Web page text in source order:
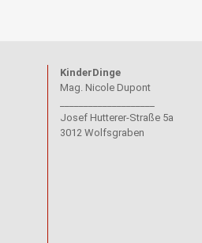
KinderDinge
Mag. Nicole Dupont
Josef Hutterer-Straße 5a
3012 Wolfsgraben